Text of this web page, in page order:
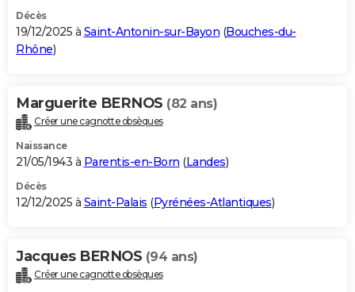
Décès
19/12/2025 à Saint-Antonin-sur-Bayon (Bouches-du-
Rhône)
Marguerite BERNOS (82 ans)
Créer une cagnotte obsèques
Naissance
21/05/1943 à Parentis-en-Born (Landes)
Décès
12/12/2025 à Saint-Palais (Pyrénées-Atlantiques)
Jacques BERNOS (94 ans)
Créer une cagnotte obsèques